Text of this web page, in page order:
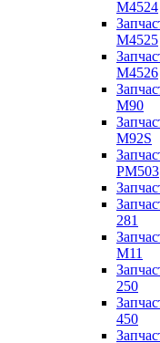
M4524
M4525
M4526
M90
M92S
PM503
281
M11
250
450